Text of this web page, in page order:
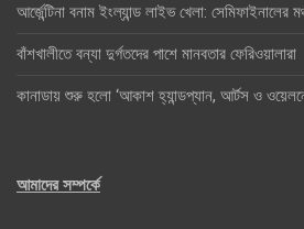
আর্জেন্টিনা বনাম ইংল্যান্ড লাইভ খেলা: সেমিফাইনালের
বাঁশখালীতে বন্যা দুর্গতদের পাশে মানবতার ফেরিওয়ালারা
কানাডায় শুরু হলো ‘আকাশ হ্যান্ডপ্যান, আর্টস ও
আমাদের সম্পর্কে